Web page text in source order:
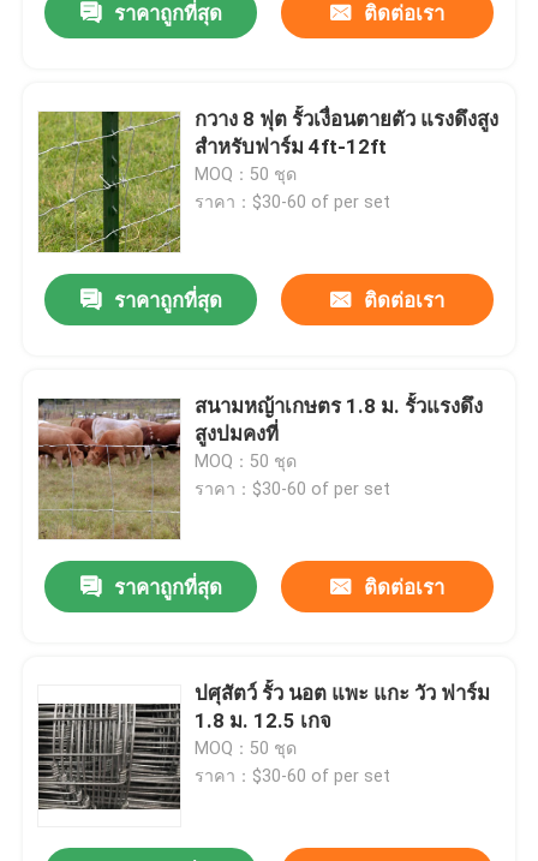
ราคาถูกที่สุด ติดต่อเรา
กวาง 8 ฟุต รั้วเงื่อนตายตัว แรงดึงสูง
สำหรับฟาร์ม 4ft-12ft
MOQ：50 ชุด
ราคา：$30-60 of per set
ราคาถูกที่สุด ติดต่อเรา
สนามหญ้าเกษตร 1.8 ม. รั้วแรงดึง
สูงปมคงที่
MOQ：50 ชุด
ราคา：$30-60 of per set
ราคาถูกที่สุด ติดต่อเรา
ปศุสัตว์ รั้ว นอต แพะ แกะ วัว ฟาร์ม
1.8 ม. 12.5 เกจ
MOQ：50 ชุด
ราคา：$30-60 of per set